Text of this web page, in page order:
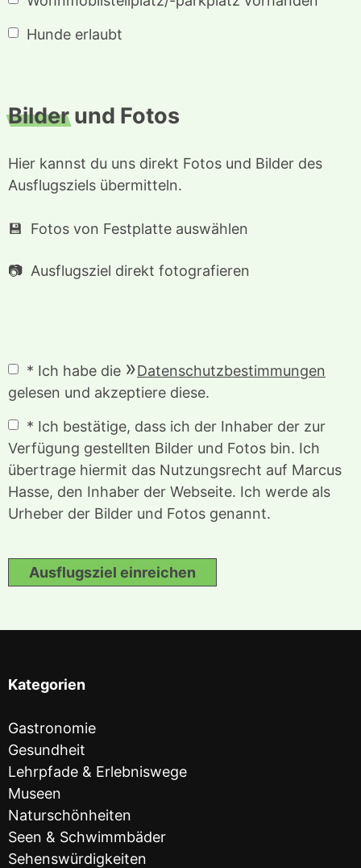
Hunde erlaubt
Bilderund Fotos
Hier kannst du uns direkt Fotos und Bilder des
Ausflugsziels übermitteln.
Fotos von Festplatte auswählen
Ausflugsziel direkt fotografieren
* Ich habe die
Datenschutzbestimmungen
gelesen und akzeptiere diese.
* Ich bestätige, dass ich der Inhaber der zur
Verfügung gestellten Bilder und Fotos bin. Ich
übertrage hiermit das Nutzungsrecht auf Marcus
Hasse, den Inhaber der Webseite. Ich werde als
Urheber der Bilder und Fotos genannt.
Ausflugsziel einreichen
Kategorien
Gastronomie
Gesundheit
Lehrpfade & Erlebniswege
Museen
Naturschönheiten
Seen & Schwimmbäder
Sehenswürdigkeiten